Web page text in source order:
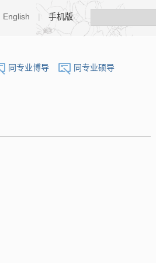
English | 手机版
同专业博导 同专业硕导